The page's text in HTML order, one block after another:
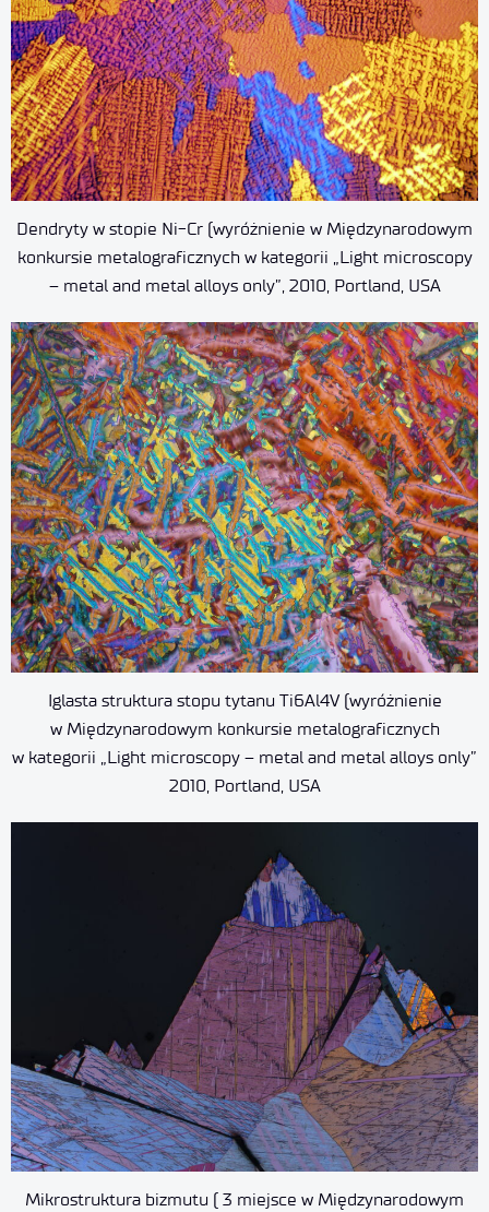
Dendryty w stopie Ni-Cr (wyróżnienie w Międzynarodowym
konkursie metalograficznych w kategorii „Light microscopy
– metal and metal alloys only”, 2010, Portland, USA
Iglasta struktura stopu tytanu Ti6Al4V (wyróżnienie
w Międzynarodowym konkursie metalograficznych
w kategorii „Light microscopy – metal and metal alloys only”
2010, Portland, USA
Mikrostruktura bizmutu ( 3 miejsce w Międzynarodowym